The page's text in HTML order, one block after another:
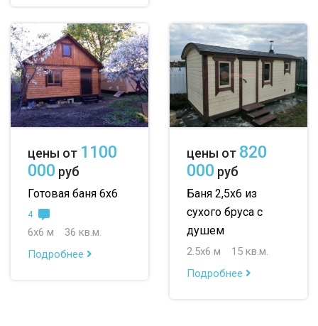
цены от 1100
000 руб
Готовая баня 6х6
4
6х6 м
36 кв.м.
Подробнее
цены от 820
000 руб
Баня 2,5х6 из
сухого бруса с
душем
2.5х6 м
15 кв.м.
Подробнее